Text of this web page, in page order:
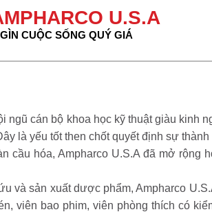
U.S.A
CUỘC SỐNG QUÝ GIÁ
ngũ cán bộ khoa học kỹ thuật giàu kinh
là yếu tốt then chốt quyết định sự thành
cầu hóa, Ampharco U.S.A đã mở rộng
và sản xuất dược phẩm, Ampharco
viên bao phim, viên phòng thích có